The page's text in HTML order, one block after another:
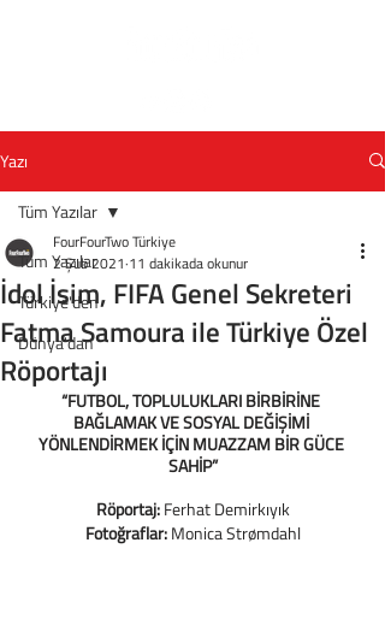
Yazı
Tüm Yazılar
Türkiye'den
Dünya'dan
Tüm Yazılar
İdol İsim, FIFA Genel Sekreteri
Fatma Samoura ile Türkiye Özel
Röportajı
FourFourTwo Türkiye
2 Şub 2021 11 dakikada okunur
“FUTBOL, TOPLULUKLARI BİRBİRİNE
BAĞLAMAK VE SOSYAL DEĞİŞİMİ
YÖNLENDİRMEK İÇİN MUAZZAM BİR GÜCE
SAHİP”
Röportaj: Ferhat Demirkıyık
Fotoğraflar: Monica Strømdahl